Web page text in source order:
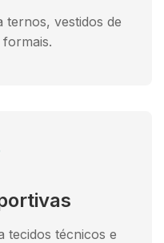
ternos, vestidos de
tecidos técnicos e